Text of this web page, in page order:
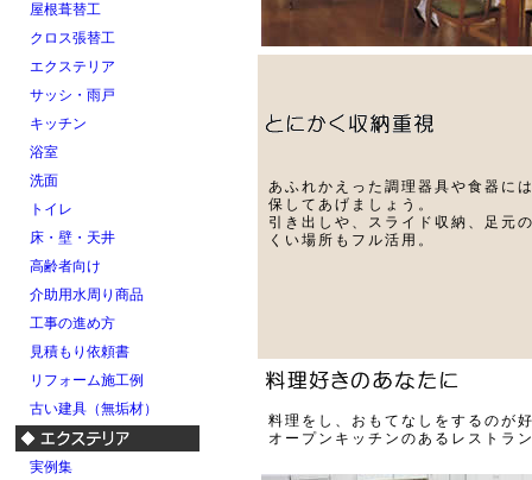
屋根葺替工
クロス張替工
エクステリア
サッシ・雨戸
キッチン
浴室
洗面
トイレ
床・壁・天井
高齢者向け
介助用水周り商品
工事の進め方
見積もり依頼書
リフォーム施工例
古い建具（無垢材）
実例集
あふれかえった調理器具や食器に
保してあげましょう。
引き出しや、スライド収納、足元
くい場所もフル活用。
料理をし、おもてなしをするのが
オープンキッチンのあるレストラ